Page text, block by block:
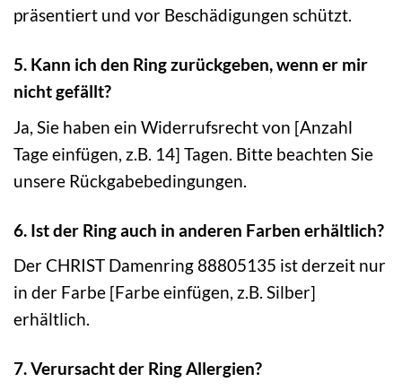
präsentiert und vor Beschädigungen schützt.
5. Kann ich den Ring zurückgeben, wenn er mir
nicht gefällt?
Ja, Sie haben ein Widerrufsrecht von [Anzahl
Tage einfügen, z.B. 14] Tagen. Bitte beachten Sie
unsere Rückgabebedingungen.
6. Ist der Ring auch in anderen Farben erhältlich?
Der CHRIST Damenring 88805135 ist derzeit nur
in der Farbe [Farbe einfügen, z.B. Silber]
erhältlich.
7. Verursacht der Ring Allergien?